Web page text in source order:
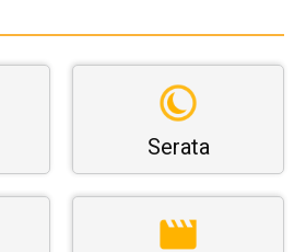
Serata